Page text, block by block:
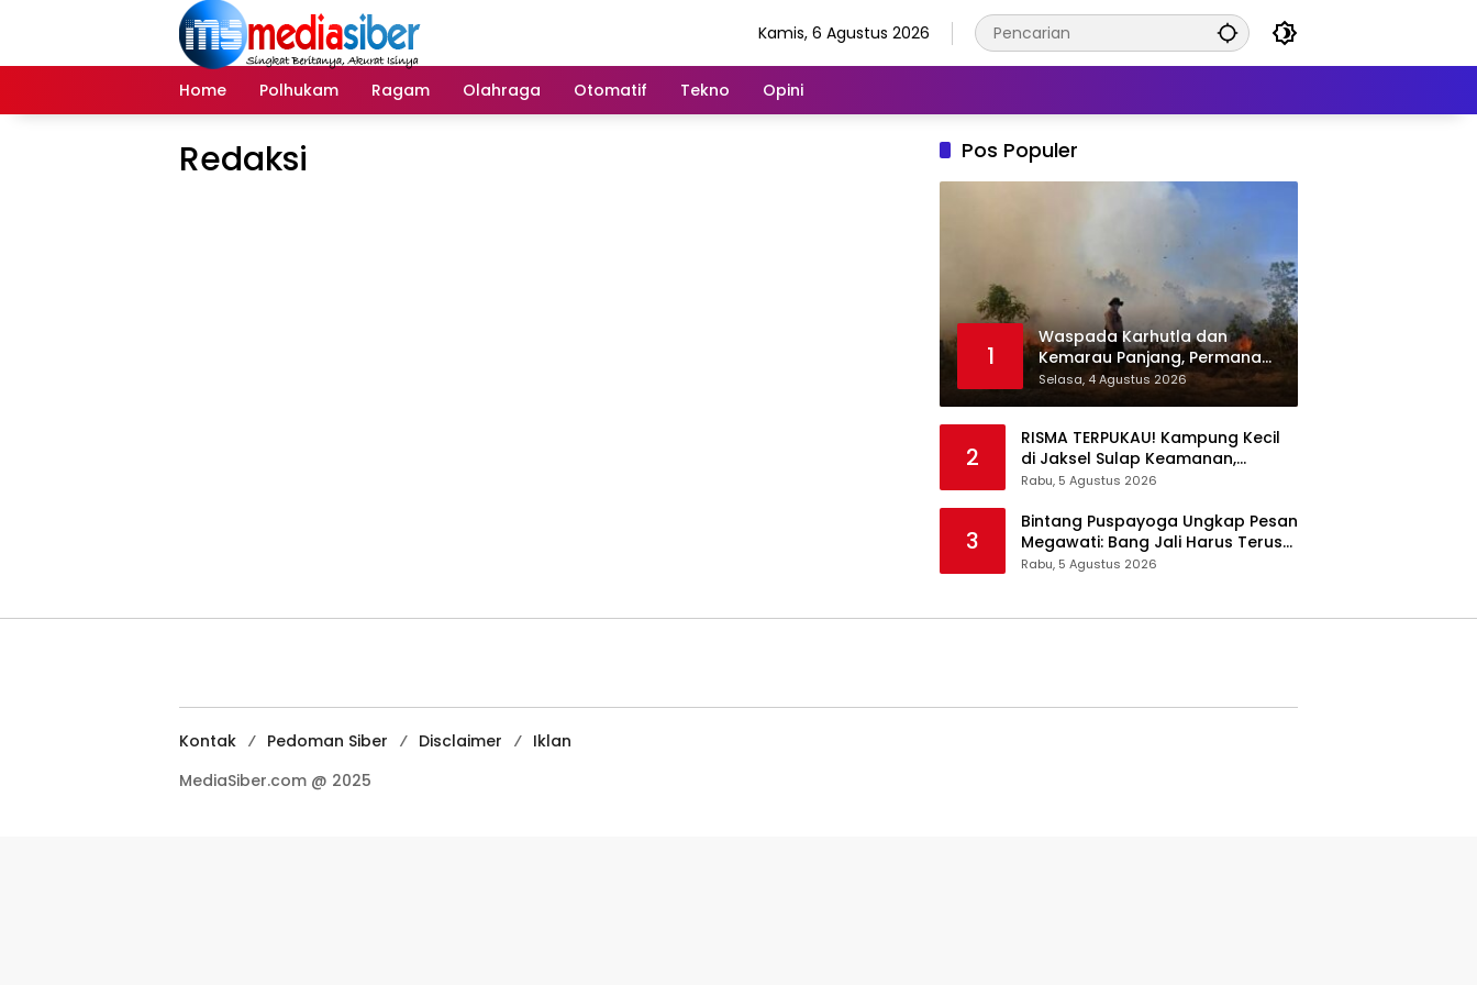
Kamis, 6 Agustus 2026
Home Polhukam Ragam Olahraga Otomatif Tekno Opini
Redaksi Pos Populer
1
Waspada Karhutla dan
Kemarau Panjang, Permana
Irmansyah Tekankan Mitigasi
Berbasis Komunitas
Selasa, 4 Agustus 2026
2
RISMA TERPUKAU! Kampung Kecil
di Jaksel Sulap Keamanan,
Sampah, hingga Ketahanan
Rabu, 5 Agustus 2026
3
Bintang Puspayoga Ungkap Pesan
Megawati: Bang Jali Harus Terus
Dipantau dan Dikembangkan
Rabu, 5 Agustus 2026
Kontak Pedoman Siber Disclaimer
Iklan
MediaSiber.com @ 2025